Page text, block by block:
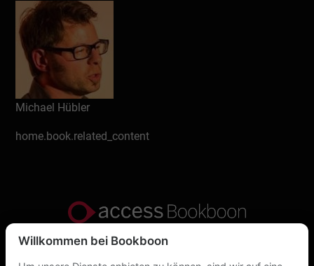
Michael Hübler
home.book.related_content
Datenschutzerklärung
Willkommen bei Bookboon